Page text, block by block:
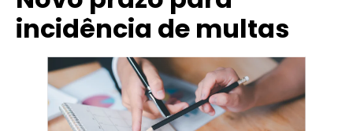
incidência de multas